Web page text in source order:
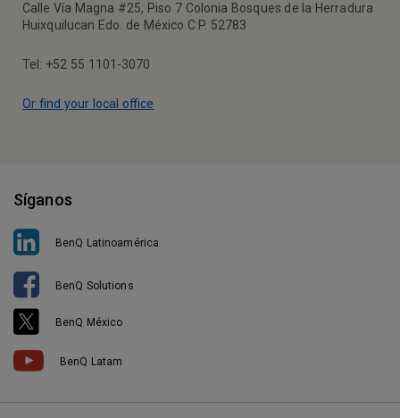
Calle Vía Magna #25, Piso 7 Colonia Bosques de la Herradura
Huixquilucan Edo. de México C.P. 52783
Tel: +52 55 1101-3070
Or find your local office
Síganos
BenQ Latinoamérica
BenQ Solutions
BenQ México
BenQ Latam